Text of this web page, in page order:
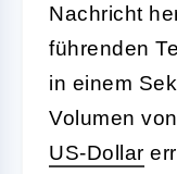
Nachricht
führenden
in einem
Volumen von
US-Dollar